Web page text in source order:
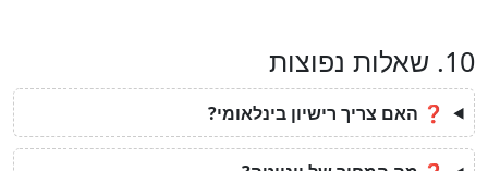
❓ האם צריך רישיון בינלאומי?